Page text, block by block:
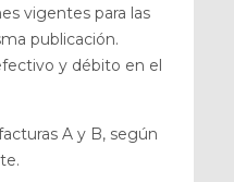
vigentes para las
publicación.
y débito en el
A y B, según